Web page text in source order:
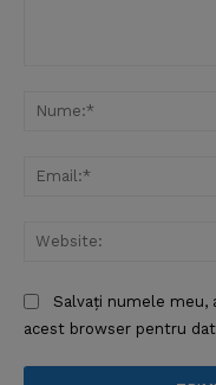
Salvați numele meu,
acest browser pentru